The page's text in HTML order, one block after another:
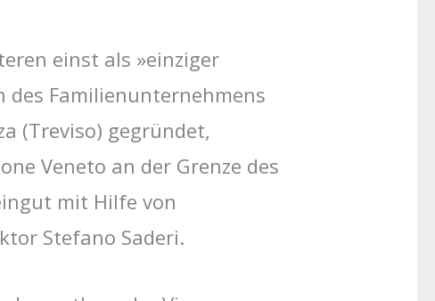
einst als »einziger
des Familienunternehmens
(Treviso) gegründet,
Veneto an der Grenze des
mit Hilfe von
Stefano Saderi.